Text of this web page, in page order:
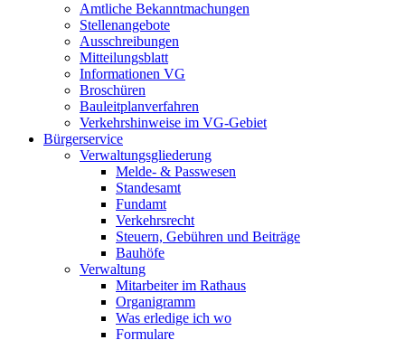
Amtliche Bekanntmachungen
Stellenangebote
Ausschreibungen
Mitteilungsblatt
Informationen VG
Broschüren
Bauleitplanverfahren
Verkehrshinweise im VG-Gebiet
Bürgerservice
Verwaltungsgliederung
Melde- & Passwesen
Standesamt
Fundamt
Verkehrsrecht
Steuern, Gebühren und Beiträge
Bauhöfe
Verwaltung
Mitarbeiter im Rathaus
Organigramm
Was erledige ich wo
Formulare